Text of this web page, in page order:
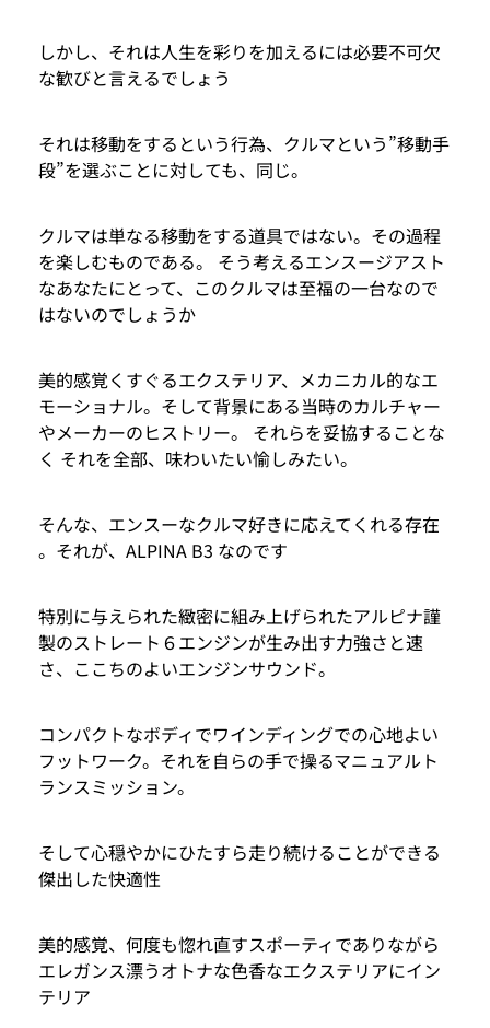
しかし、それは人生を彩りを加えるには必要不可欠
な歓びと言えるでしょう
それは移動をするという行為、クルマという”移動手
段”を選ぶことに対しても、同じ。
クルマは単なる移動をする道具ではない。その過程
を楽しむものである。 そう考えるエンスージアスト
なあなたにとって、このクルマは至福の一台なので
はないのでしょうか
美的感覚くすぐるエクステリア、メカニカル的なエ
モーショナル。そして背景にある当時のカルチャー
やメーカーのヒストリー。 それらを妥協することな
く それを全部、味わいたい愉しみたい。
そんな、エンスーなクルマ好きに応えてくれる存在
。それが、ALPINA B3 なのです
特別に与えられた緻密に組み上げられたアルピナ謹
製のストレート６エンジンが生み出す力強さと速
さ、ここちのよいエンジンサウンド。
コンパクトなボディでワインディングでの心地よい
フットワーク。それを自らの手で操るマニュアルト
ランスミッション。
そして心穏やかにひたすら走り続けることができる
傑出した快適性
美的感覚、何度も惚れ直すスポーティでありながら
エレガンス漂うオトナな色香なエクステリアにイン
テリア